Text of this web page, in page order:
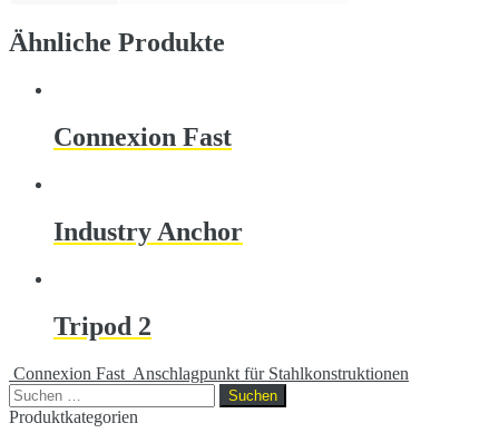
Ähnliche Produkte
Connexion Fast
Industry Anchor
Tripod 2
Connexion Fast Anschlagpunkt für Stahlkonstruktionen
Suchen
nach:
Produktkategorien